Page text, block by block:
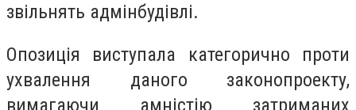
звільнять адмінбудівлі.
Опозиція виступала категорично проти
ухвалення даного законопроекту,
вимагаючи амністію затриманих